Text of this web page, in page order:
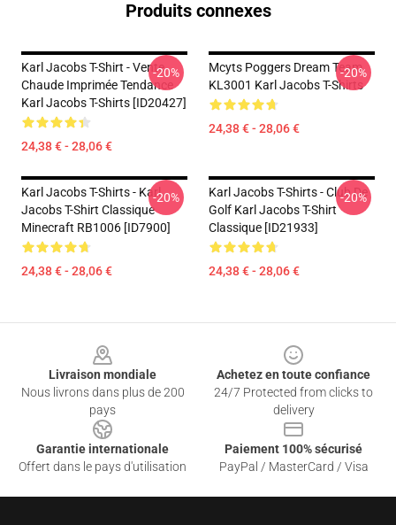
Produits connexes
Karl Jacobs T-Shirt - Vente
Chaude Imprimée Tendance
Karl Jacobs T-Shirts [ID20427]
24,38 € - 28,06 €
-20%
Mcyts Poggers Dream Team
KL3001 Karl Jacobs T-Shirts
24,38 € - 28,06 €
-20%
Karl Jacobs T-Shirts - Karl
Jacobs T-Shirt Classique
Minecraft RB1006 [ID7900]
24,38 € - 28,06 €
-20%
Karl Jacobs T-Shirts - Club De
Golf Karl Jacobs T-Shirt
Classique [ID21933]
24,38 € - 28,06 €
-20%
Livraison mondiale
Nous livrons dans plus de 200
pays
Achetez en toute confiance
24/7 Protected from clicks to
delivery
Garantie internationale
Offert dans le pays d'utilisation
Paiement 100% sécurisé
PayPal / MasterCard / Visa